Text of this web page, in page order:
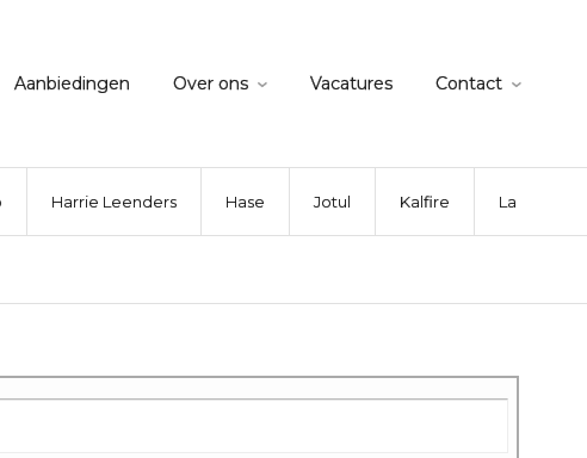
Aanbiedingen Over ons Vacatures Contact
Harrie Leenders Hase Jotul Kalfire La